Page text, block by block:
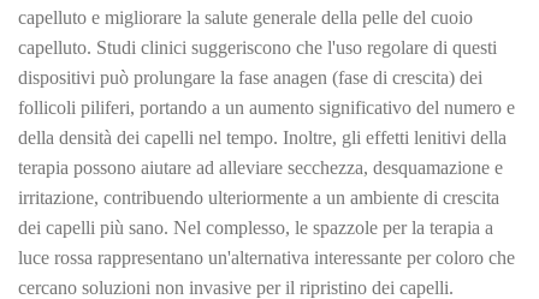
capelluto e migliorare la salute generale della pelle del cuoio
capelluto. Studi clinici suggeriscono che l'uso regolare di questi
dispositivi può prolungare la fase anagen (fase di crescita) dei
follicoli piliferi, portando a un aumento significativo del numero e
della densità dei capelli nel tempo. Inoltre, gli effetti lenitivi della
terapia possono aiutare ad alleviare secchezza, desquamazione e
irritazione, contribuendo ulteriormente a un ambiente di crescita
dei capelli più sano. Nel complesso, le spazzole per la terapia a
luce rossa rappresentano un'alternativa interessante per coloro che
cercano soluzioni non invasive per il ripristino dei capelli.